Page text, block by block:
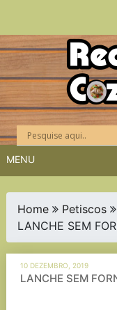
Skip
to
content
MENU
Home
Petiscos
LANCHE SEM
10 DEZEMBRO, 2019
LANCHE SEM